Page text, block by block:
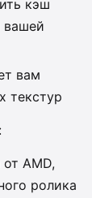
кэш
вашей
вам
текстур
AMD,
ролика